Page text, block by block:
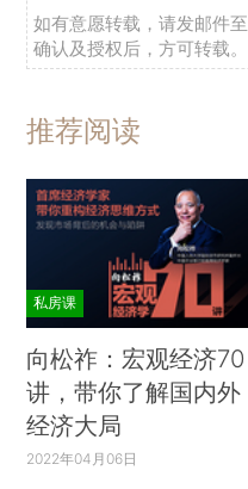
如有意愿转载，请发邮件至
确认及授权后，方可转载。
推荐阅读
私房课
向松祚：宏观经济70
讲，带你了解国内外
经济大局
2022年04月06日